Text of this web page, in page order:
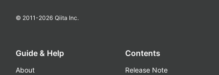
© 2011-2026 Qiita Inc.
Guide & Help
About
Contents
Release Note